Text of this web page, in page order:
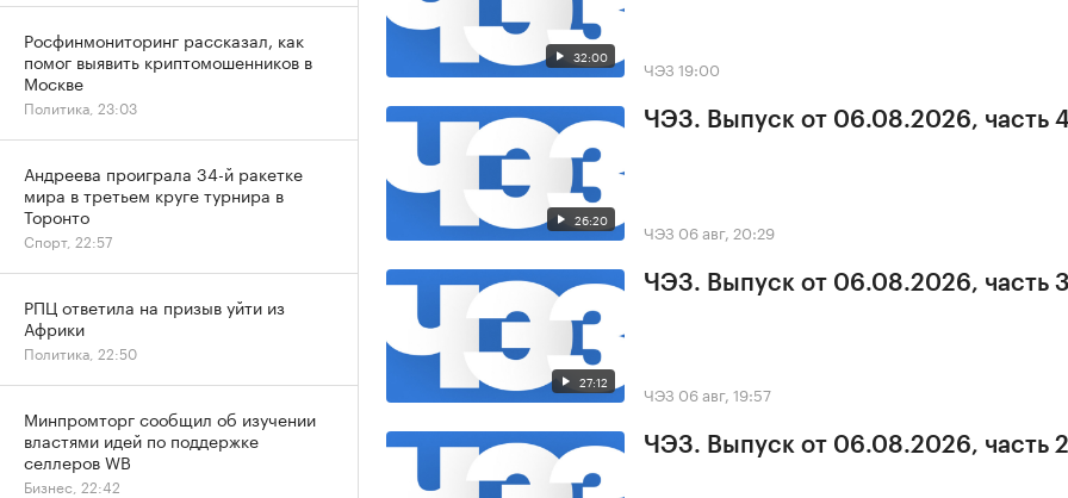
32:00 ЧЭЗ 19:00
26:20
ЧЭЗ. Выпуск от 06.08.2026, часть
ЧЭЗ 06 авг, 20:29
27:12
ЧЭЗ. Выпуск от 06.08.2026, часть
ЧЭЗ 06 авг, 19:57
ЧЭЗ. Выпуск от 06.08.2026, часть 2
Росфинмониторинг рассказал, как
помог выявить криптомошенников в
Москве
Политика, 23:03
Андреева проиграла 34-й ракетке
мира в третьем круге турнира в
Торонто
Спорт, 22:57
РПЦ ответила на призыв уйти из
Африки
Политика, 22:50
Минпромторг сообщил об изучении
властями идей по поддержке
селлеров WB
Бизнес, 22:42